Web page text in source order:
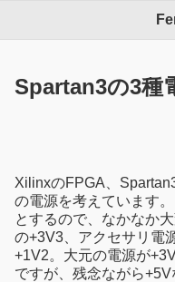
Spartan3の3種
XilinxのFPGA、
の電源を考えています
とするので、なかなか
の+3V3、アクセサリ電
+1V2。大元の電源が
ですが、残念ながら